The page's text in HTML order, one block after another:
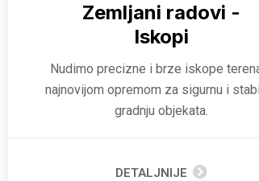
Zemljani radovi -
Iskopi
Nudimo precizne i brze iskope
najnovijom opremom za sigurnu i
gradnju objekata.
DETALJNIJE